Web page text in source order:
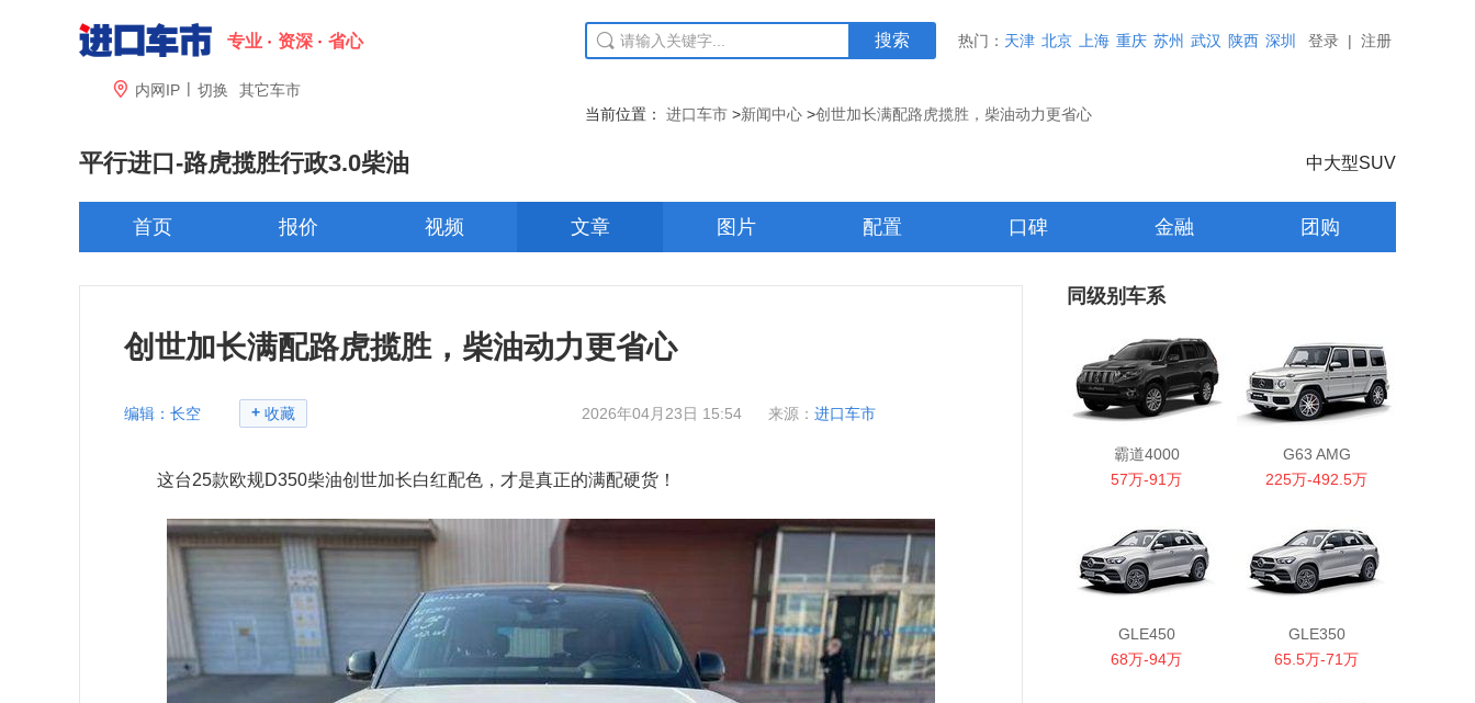
专业 资深 省心
 内网IP | 切换 其它车市
搜索 热门： 天津 北京 上海 重庆 苏州 武汉 陕西 深圳 登录 | 注册
当前位置： 进口车市 >新闻中心 >创世加长满配路虎揽胜，柴油动力更省心
平行进口-路虎揽胜行政3.0柴油 中大型SUV
首页 报价 视频 文章 图片 配置 口碑 金融 团购
创世加长满配路虎揽胜，柴油动力更省心
编辑：长空 + 收藏 2026年04月23日 15:54 来源： 进口车市
这台25款欧规D350柴油创世加长白红配色，才是真正的满配硬货！
同级别车系
霸道4000
57万-91万
G63 AMG
225万-492.5万
GLE450
68万-94万
GLE350
65.5万-71万